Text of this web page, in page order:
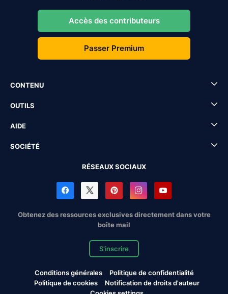
Accès des contributeurs
Passer Premium
CONTENU
OUTILS
AIDE
SOCIÉTÉ
RÉSEAUX SOCIAUX
Obtenez des ressources exclusives directement dans votre
boîte mail
S'inscrire
Conditions générales
Politique de confidentialité
Politique de cookies
Notification de droits d'auteur